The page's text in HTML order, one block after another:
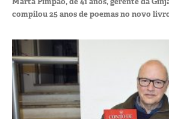
compilou 25 anos de poemas no novo